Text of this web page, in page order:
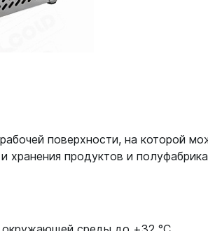
поверхности, на которой
продуктов и